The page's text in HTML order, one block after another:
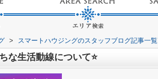
> スマートハウジングのスタッフブログ記事一覧
な生活動線について⭐️